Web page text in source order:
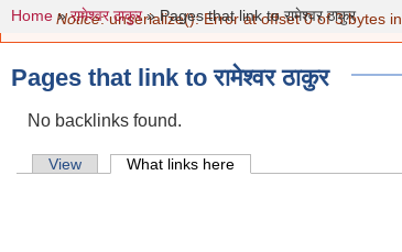
Error message
Notice: unserialize(): Error at offset 0 of 3 bytes in
You are here
Home »रामेश्वर ठाकुर» Pages that link to रामेश्वर ठाकुर
Pages that link to रामेश्वर ठाकुर
No backlinks found.
Primary tabs
View What links here